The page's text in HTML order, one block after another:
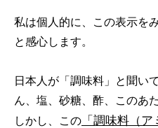
私は個人的に、この表示を
と感心します。
日本人が「調味料」と聞い
ん、塩、砂糖、酢、このあ
しかし、この 「調味料（